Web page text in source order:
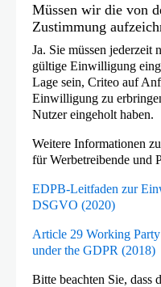
Müssen wir die von
Zustimmung
Ja. Sie müssen jederzeit
gültige Einwilligung
Lage sein, Criteo auf
Einwilligung zu
Nutzer eingeholt haben.
Weitere Informationen
für Werbetreibende und
EDPB-Leitfaden zur
DSGVO (2020)
Article 29 Working
under the GDPR (2018)
Bitte beachten Sie, dass